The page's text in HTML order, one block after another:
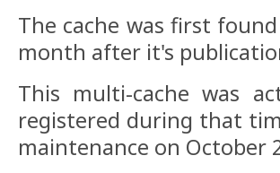
The cache was first
month after it's
This multi-cache was
registered during that
maintenance on October